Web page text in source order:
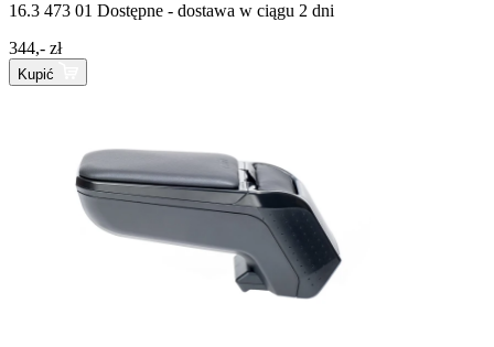
16.3 473 01 Dostępne - dostawa w ciągu 2 dni
344,- zł
Kupić